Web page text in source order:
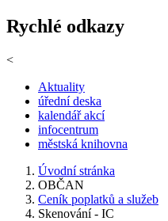
Rychlé odkazy
<
Aktuality
úřední deska
kalendář akcí
infocentrum
městská knihovna
Úvodní stránka
OBČAN
Ceník poplatků a služeb
Skenování - IC